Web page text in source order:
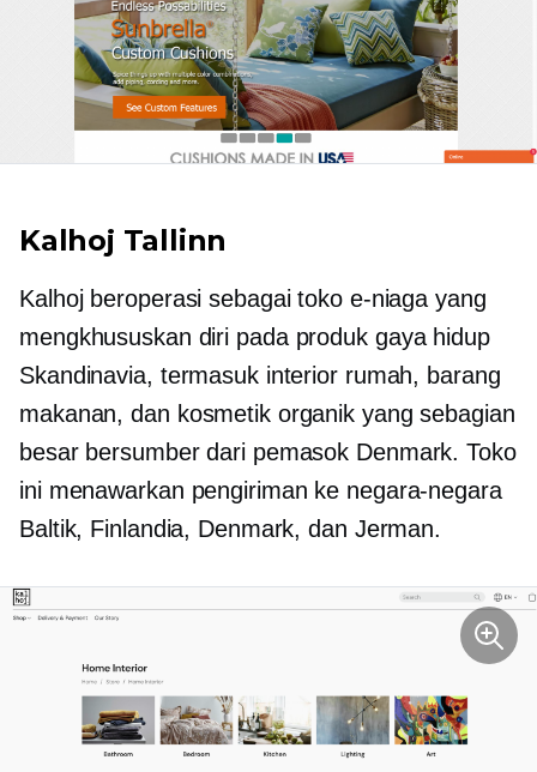
Kalhoj Tallinn
Kalhoj beroperasi sebagai toko e-niaga yang
mengkhususkan diri pada produk gaya hidup
Skandinavia, termasuk interior rumah, barang
makanan, dan kosmetik organik yang sebagian
besar bersumber dari pemasok Denmark. Toko
ini menawarkan pengiriman ke negara-negara
Baltik, Finlandia, Denmark, dan Jerman.